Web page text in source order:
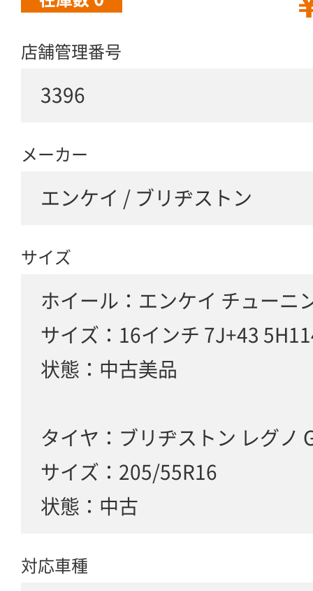
店舗管理番号
3396
メーカー
エンケイ / ブリヂストン
サイズ
ホイール：エンケイ チューニ
サイズ：16インチ 7J+43
状態：中古美品
タイヤ：ブリヂストン レグノ
サイズ：205/55R16
状態：中古
対応車種